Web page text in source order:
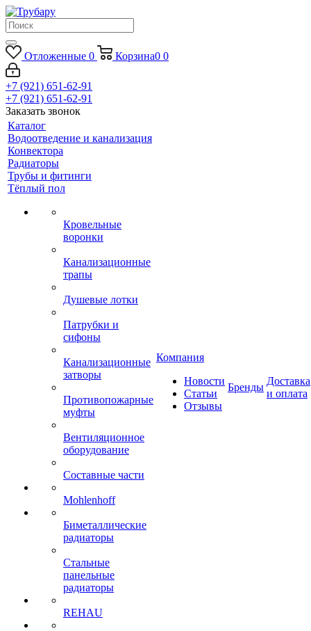
Отложенные 0 Корзина0 0
+7 (921) 651-62-91
+7 (921) 651-62-91
Заказать звонок
Каталог
Водоотведение и канализация
Конвектора
Радиаторы
Трубы и фитинги
Тёплый пол
Кровельные
воронки
Канализационные
трапы
Душевые лотки
Патрубки и
сифоны
Канализационные
затворы
Противопожарные
муфты
Вентиляционное
оборудование
Составные части
Mohlenhoff
Биметаллические
радиаторы
Стальные
панельные
радиаторы
REHAU
Компания
Новости
Статьи
Отзывы
Бренды
Доставка
и оплата